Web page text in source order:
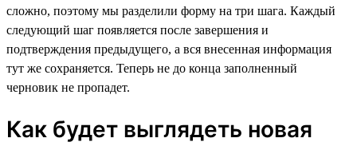
сложно, поэтому мы разделили форму на три шага. Каждый
следующий шаг появляется после завершения и
подтверждения предыдущего, а вся внесенная информация
тут же сохраняется. Теперь не до конца заполненный
черновик не пропадет.
Как будет выглядеть новая